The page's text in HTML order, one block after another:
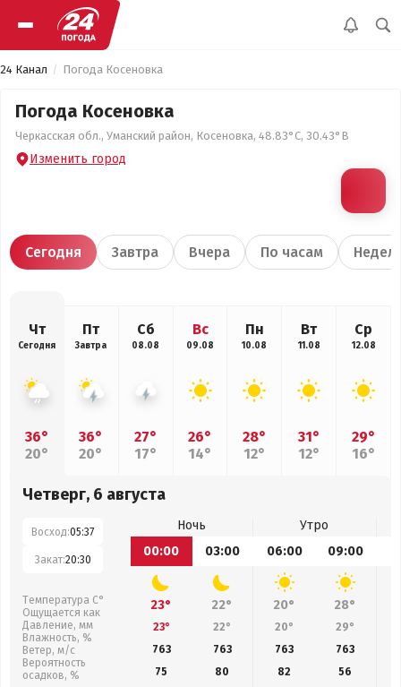
24 Канал Погода Косеновка
Погода Косеновка
Черкасская обл., Уманский район, Косеновка, 48.83°С, 30.43°В
Изменить город
Сегодня Завтра Вчера По часам
Чт
Сегодня
36°
20°
Пт
Завтра
36°
20°
Сб
08.08
27°
17°
Вс
09.08
26°
14°
Пн
10.08
28°
12°
Вт
11.08
31°
12°
Ср
12.08
29°
16°
Четверг, 6 августа
Восход:05:37
Закат:20:30
Температура С°
Ощущается как
Давление, мм
Влажность, %
Ветер, м/с
Вероятность
осадков, %
Ночь
Утро
00:00
03:00 06:00 09:00
23° 22° 20° 28°
23° 22° 20° 29°
763
763 763 763
75
80 82 56